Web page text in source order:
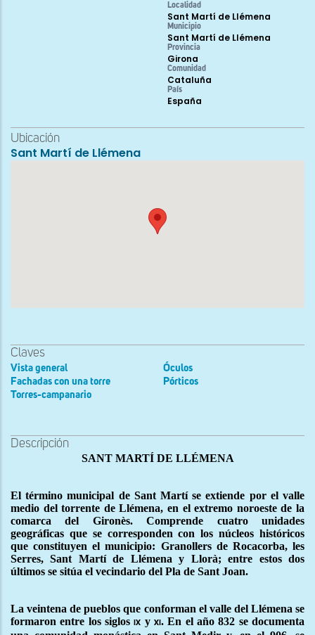
Localidad
Sant Martí de Llémena
Municipio
Sant Martí de Llémena
Provincia
Girona
Comunidad
Cataluña
País
España
Ubicación
Sant Martí de Llémena
Claves
Vista general
Fachadas con una torre
Torres-campanario
Óculos
Pórticos
Descripción
SANT MARTÍ DE LLÉMENA
El término municipal de Sant Martí se extiende por el valle
medio del torrente de Llémena, en el extremo noroeste de la
comarca del Gironès. Comprende cuatro unidades
geográficas que se corresponden con los núcleos históricos
que constituyen el municipio: Granollers de Rocacorba, les
Serres, Sant Martí de Llémena y Llorà; entre estos dos
últimos se sitúa el vecindario del Pla de Sant Joan.
La veintena de pueblos que conforman el valle del Llémena se
formaron entre los siglosix yxi. En el año 832 se documenta